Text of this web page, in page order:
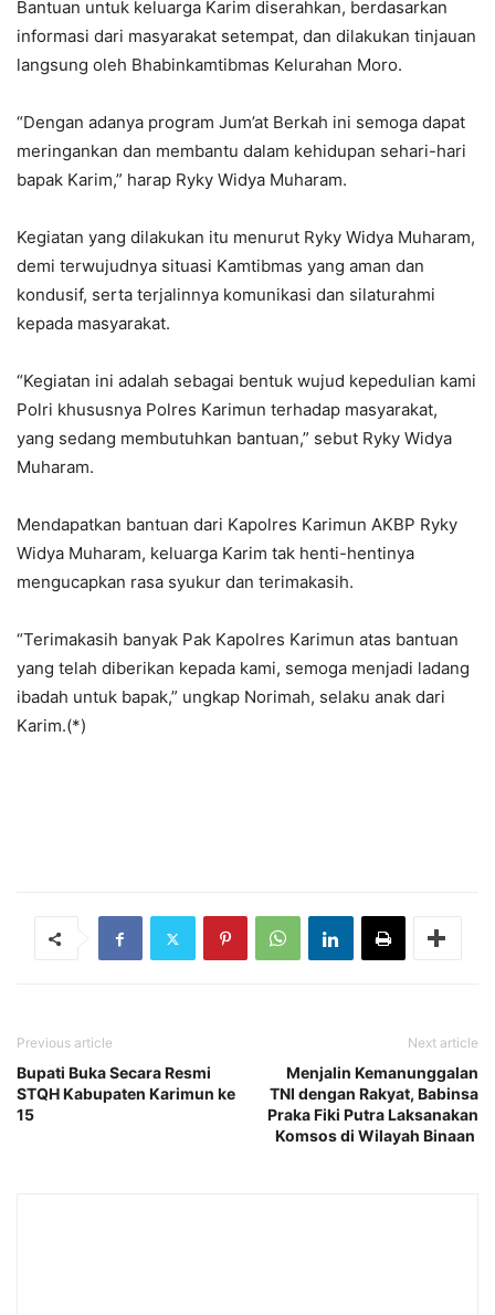
Bantuan untuk keluarga Karim diserahkan, berdasarkan
informasi dari masyarakat setempat, dan dilakukan tinjauan
langsung oleh Bhabinkamtibmas Kelurahan Moro.
“Dengan adanya program Jum’at Berkah ini semoga dapat
meringankan dan membantu dalam kehidupan sehari-hari
bapak Karim,” harap Ryky Widya Muharam.
Kegiatan yang dilakukan itu menurut Ryky Widya Muharam,
demi terwujudnya situasi Kamtibmas yang aman dan
kondusif, serta terjalinnya komunikasi dan silaturahmi
kepada masyarakat.
“Kegiatan ini adalah sebagai bentuk wujud kepedulian kami
Polri khususnya Polres Karimun terhadap masyarakat,
yang sedang membutuhkan bantuan,” sebut Ryky Widya
Muharam.
Mendapatkan bantuan dari Kapolres Karimun AKBP Ryky
Widya Muharam, keluarga Karim tak henti-hentinya
mengucapkan rasa syukur dan terimakasih.
“Terimakasih banyak Pak Kapolres Karimun atas bantuan
yang telah diberikan kepada kami, semoga menjadi ladang
ibadah untuk bapak,” ungkap Norimah, selaku anak dari
Karim.(*)
Previous article
Bupati Buka Secara Resmi
STQH Kabupaten Karimun ke
15
Next article
Menjalin Kemanunggalan
TNI dengan Rakyat, Babinsa
Praka Fiki Putra Laksanakan
Komsos di Wilayah Binaan